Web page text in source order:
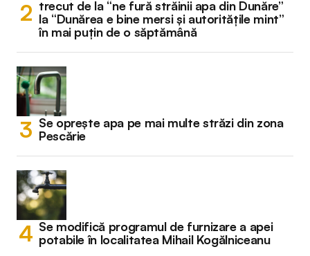
trecut de la “ne fură străinii apa din Dunăre”
la “Dunărea e bine mersi și autoritățile mint”
în mai puțin de o săptămână
Se oprește apa pe mai multe străzi din zona
Pescărie
Se modifică programul de furnizare a apei
potabile în localitatea Mihail Kogălniceanu